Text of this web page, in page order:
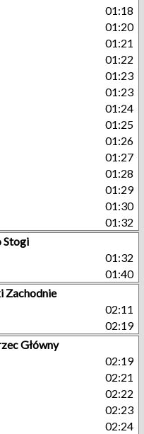
01:18
01:20
01:21
01:22
01:23
01:23
01:24
01:25
01:26
01:27
01:28
01:29
01:30
01:32
Stogi
01:32
01:40
Zachodnie
02:11
02:19
Główny
02:19
02:21
02:22
02:23
02:24